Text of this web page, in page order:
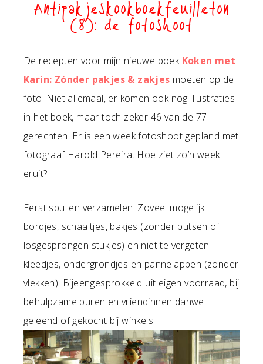
Antipakjeskookboekfeuilleton
(8): de fotoshoot
De recepten voor mijn nieuwe boek Koken met
Karin: Zónder pakjes & zakjes moeten op de
foto. Niet allemaal, er komen ook nog illustraties
in het boek, maar toch zeker 46 van de 77
gerechten. Er is een week fotoshoot gepland met
fotograaf Harold Pereira. Hoe ziet zo’n week
eruit?
Eerst spullen verzamelen. Zoveel mogelijk
bordjes, schaaltjes, bakjes (zonder butsen of
losgesprongen stukjes) en niet te vergeten
kleedjes, ondergrondjes en pannelappen (zonder
vlekken). Bijeengesprokkeld uit eigen voorraad, bij
behulpzame buren en vriendinnen danwel
geleend of gekocht bij winkels: